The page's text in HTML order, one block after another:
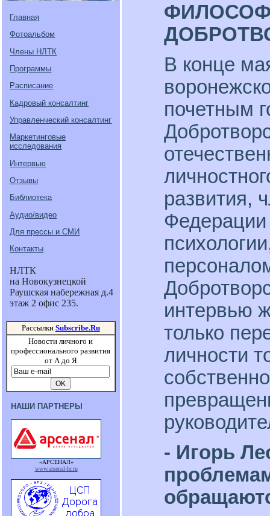
Главная
Фотоальбом
Члены НЛТК
Программы
Расписание
Кадровый консалтинг
Управленческий консалтинг
Маркетинговые
исследования
Интервью
Отзывы
Библиотека
Аудио/видео
Для прессы и СМИ
Контакты
НЛТК
на Новокузнецкой
Раушская набережная д.4
этаж 2 офис 235.
Рассылки Subscribe.Ru
Новости личного и
профессионального развития
от А до Я
НАШИ ПАРТНЕРЫ
«АРСЕНАЛ»
www.arsenal-hr.ru
В конце
почетным
развития,
Федерации
интервью
только
личности
- Игорь